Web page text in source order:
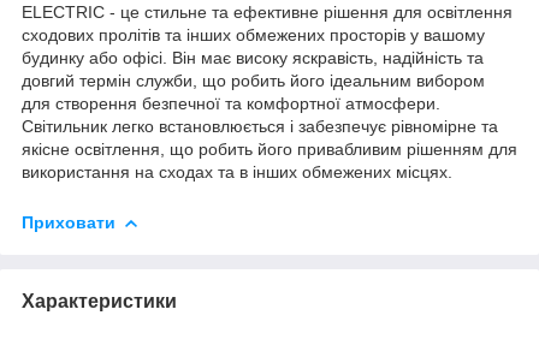
ELECTRIC - це стильне та ефективне рішення для освітлення
сходових пролітів та інших обмежених просторів у вашому
будинку або офісі. Він має високу яскравість, надійність та
довгий термін служби, що робить його ідеальним вибором
для створення безпечної та комфортної атмосфери.
Світильник легко встановлюється і забезпечує рівномірне та
якісне освітлення, що робить його привабливим рішенням для
використання на сходах та в інших обмежених місцях.
Приховати
Характеристики